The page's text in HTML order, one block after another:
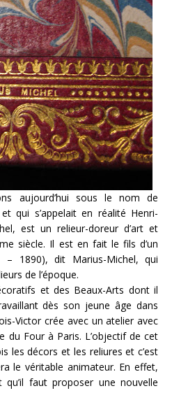
aujourd’hui sous le nom de
qui s’appelait en réalité Henri-
est un relieur-doreur d’art et
siècle. Il est en fait le fils d’un
– 1890), dit Marius-Michel, qui
de l’époque.
et des Beaux-Arts dont il
dès son jeune âge dans
Victor crée avec un atelier avec
du Four à Paris. L’objectif de cet
les décors et les reliures et c’est
le véritable animateur. En effet,
faut proposer une nouvelle